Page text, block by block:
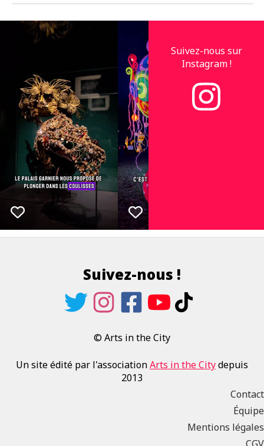
Suivez-nous sur
Instagram !
Suivez-nous !
© Arts in the City
Un site édité par l'associationArts in the Citydepuis
2013
Contact
Équipe
Mentions légales
CGV